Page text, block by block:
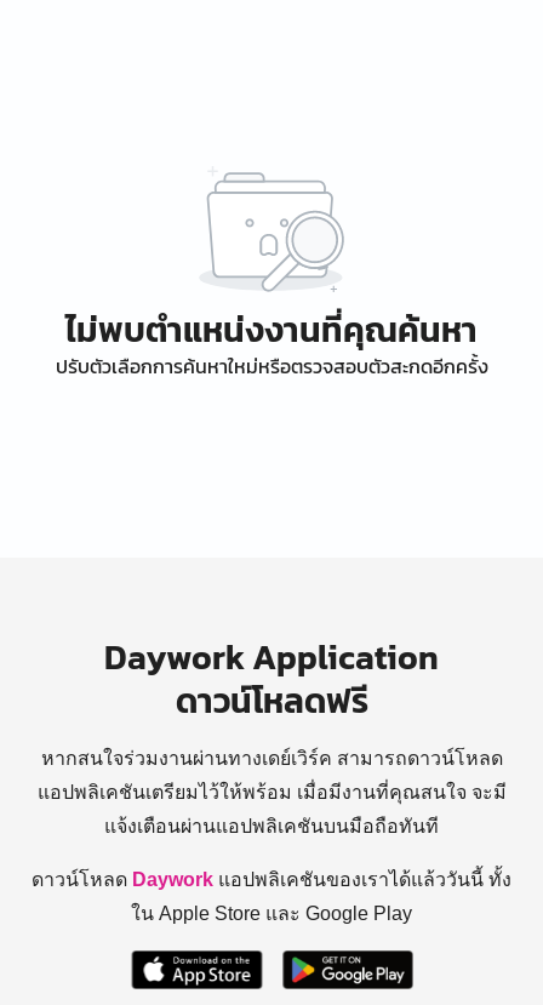
ไม่พบตำแหน่งงานที่คุณค้นหา
ปรับตัวเลือกการค้นหาใหม่หรือตรวจสอบตัวสะกดอีกครั้ง
Daywork Application
ดาวน์โหลดฟรี
หากสนใจร่วมงานผ่านทางเดย์เวิร์ค สามารถดาวน์โหลด
แอปพลิเคชันเตรียมไว้ให้พร้อม เมื่อมีงานที่คุณสนใจ จะมี
แจ้งเตือนผ่านแอปพลิเคชันบนมือถือทันที
ดาวน์โหลด Daywork แอปพลิเคชันของเราได้แล้ววันนี้ ทั้ง
ใน Apple Store และ Google Play